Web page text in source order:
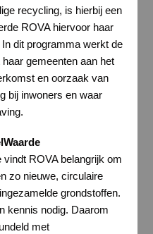
recycling, is hierbij een
ROVA hiervoor haar
dit programma werkt de
gemeenten aan het
en oorzaak van
bij inwoners en waar
ROVA belangrijk om
zo nieuwe, circulaire
grondstoffen.
kennis nodig. Daarom
met